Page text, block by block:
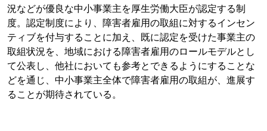
況などが優良な中小事業主を厚生労働大臣が認定する制
度。認定制度により、障害者雇用の取組に対するインセン
ティブを付与することに加え、既に認定を受けた事業主の
取組状況を、地域における障害者雇用のロールモデルとし
て公表し、他社においても参考とできるようにすることな
どを通じ、中小事業主全体で障害者雇用の取組が、進展す
ることが期待されている。